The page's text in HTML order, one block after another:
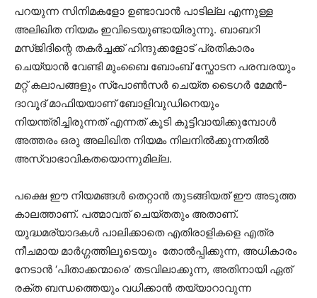
പറയുന്ന സിനിമകളോ ഉണ്ടാവാൻ പാടില്ല എന്നുള്ള
അലിഖിത നിയമം ഇവിടെയുണ്ടായിരുന്നു. ബാബറി
മസ്ജിദിന്റെ തകർച്ചക്ക് ഹിന്ദുക്കളോട് പ്രതികാരം
ചെയ്യാൻ വേണ്ടി മുംബൈ ബോംബ് സ്ഫോടന പരമ്പരയും
മറ്റ് കലാപങ്ങളും സ്പോൺസർ ചെയ്ത ടൈഗർ മേമൻ-
ദാവൂദ് മാഫിയയാണ് ബോളിവുഡിനെയും
നിയന്ത്രിച്ചിരുന്നത് എന്നത് കൂടി കൂട്ടിവായിക്കുമ്പോൾ
അത്തരം ഒരു അലിഖിത നിയമം നിലനിൽക്കുന്നതിൽ
അസ്വാഭാവികതയൊന്നുമില്ല.
പക്ഷെ ഈ നിയമങ്ങൾ തെറ്റാൻ തുടങ്ങിയത് ഈ അടുത്ത
കാലത്താണ്. പത്മാവത് ചെയ്തതും അതാണ്.
യുദ്ധമര്യാദകൾ പാലിക്കാതെ എതിരാളികളെ എത്ര
നീചമായ മാർഗ്ഗത്തിലൂടെയും തോൽപ്പിക്കുന്ന, അധികാരം
നേടാൻ ‘പിതാക്കന്മാരെ’ തടവിലാക്കുന്ന, അതിനായി ഏത്
രക്ത ബന്ധത്തെയും വധിക്കാൻ തയ്യാറാവുന്ന